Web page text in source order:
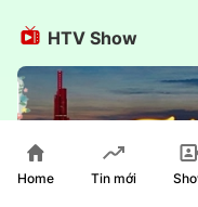
HTV Show
Home Tin mới